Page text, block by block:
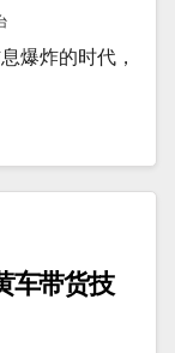
爆炸的时代，
车带货技